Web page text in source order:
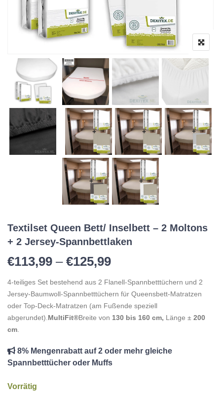
Textilset Queen Bett/ Inselbett – 2 Moltons
+ 2 Jersey-Spannbettlaken
€113,99 – €125,99Preisspanne:
4-teiliges Set bestehend aus 2 Flanell-Spannbetttüchern und 2
Jersey-Baumwoll-Spannbetttüchern für Queensbett-Matratzen
oder Top-Deck-Matratzen (am Fußende speziell
abgerundet). MultiFit®Breite von 130 bis 160 cm, Länge ± 200
cm
8% Mengenrabatt auf 2 oder mehr gleiche
Spannbetttücher oder Muffs
Vorrätig